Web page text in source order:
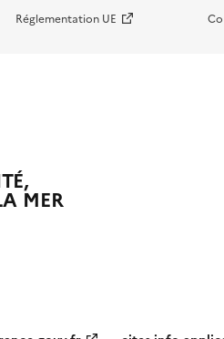
Réglementation UE
MER